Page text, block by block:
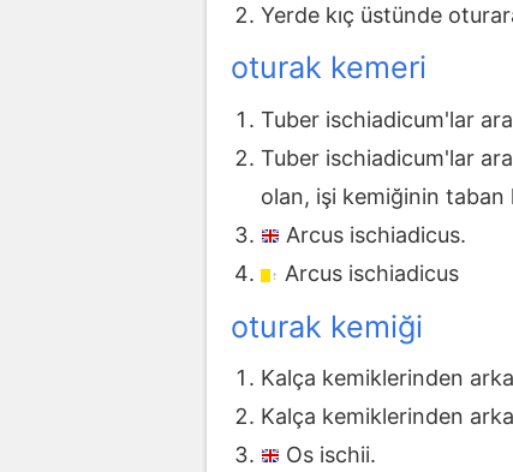
Yerde kıç üstünde
oturak kemeri
Tuber ischiadicum'lar
Tuber ischiadicum'lar
olan, işi kemiğinin taban
Arcus ischiadicus.
Arcus ischiadicus
oturak kemiği
Kalça kemiklerinden
Kalça kemiklerinden
Os ischii.